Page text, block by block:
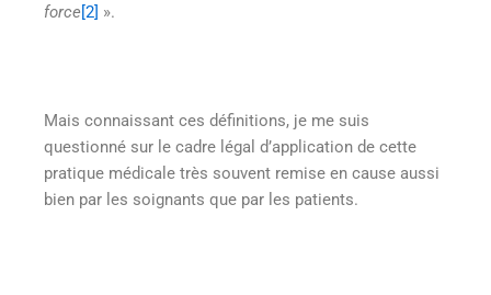
force[2] ».
Mais connaissant ces définitions, je me suis
questionné sur le cadre légal d’application de cette
pratique médicale très souvent remise en cause aussi
bien par les soignants que par les patients.